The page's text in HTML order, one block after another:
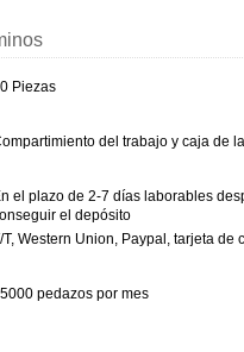
Piezas
del trabajo y caja de
el plazo de 2-7 días laborables
el depósito
T, Western Union, Paypal, tarjeta de
pedazos por mes